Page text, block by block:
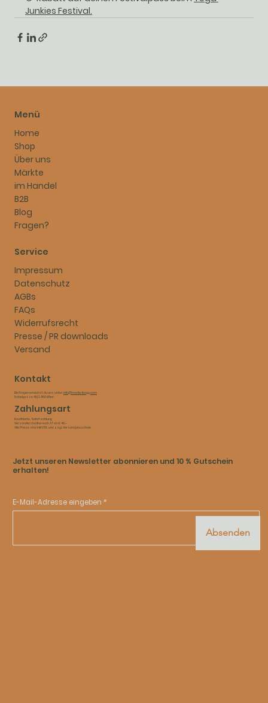
Junkies Festival.
Menü
Home
Shop
Über uns
Märkte
im Handel
B2B
Blog
Fragen?
Service
Impressum
Datenschutz
AGBs
FAQs
Widerrufsrecht
Presse / PR downloads
Versand
Kontakt
Bei Fragen erreichst du uns unter: info@marlie-fengg.com
Fröbelgasse 46/2, 1160 Wien
Zahlungsart
Kreditkarte, Sofortzahlung​
Versandkostenfrei nach AT ab € 49,–​
Alle Preise sind inkl USt. und zzgl. Versandpauschale
Jetzt unseren Newsletter abonnieren und 10 % Gutschein
erhalten!
E-Mail-Adresse eingeben
Absenden